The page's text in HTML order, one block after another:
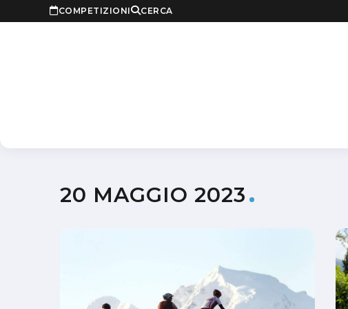
COMPETIZIONI CERCA
20 MAGGIO 2023